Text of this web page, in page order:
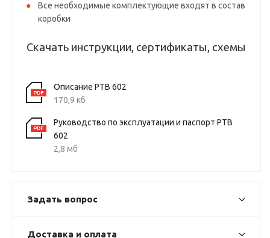
Все необходимые комплектующие входят в состав
коробки
Скачать инструкции, сертификаты, схемы
Описание РТВ 602
170,9 кб
Руководство по эксплуатации и паспорт РТВ
602
2,8 мб
Задать вопрос
Доставка и оплата